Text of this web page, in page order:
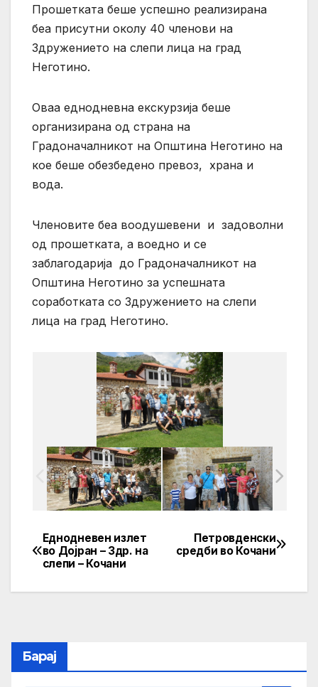
Прошетката беше успешно реализирана
беа присутни околу 40 членови на
Здружението на слепи лица на град
Неготино.
Оваа еднодневна екскурзија беше
организирана од страна на
Градоначалникот на Општина Неготино на
кое беше обезбедено превоз, храна и
вода.
Членовите беа воодушевени и задоволни
од прошетката, а воедно и се
заблагодарија до Градоначалникот на
Општина Неготино за успешната
соработката со Здружението на слепи
лица на град Неготино.
Post
navigation
Петровденски
средби во Кочани
Еднодневен излет
во Дојран – Здр. на
слепи – Кочани
Барај